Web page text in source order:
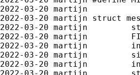
2022-03-20 martijn
2022-03-20 martijn
2022-03-20 martijn
2022-03-20 martijn
2022-03-20 martijn
2022-03-20 martijn
2022-03-20 martijn